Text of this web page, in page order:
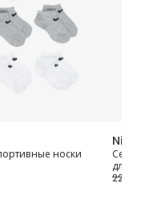
носки
Nike
для
22,00